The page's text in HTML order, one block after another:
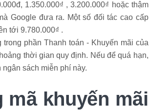
1.350.000₫ , 3.200.000₫ hoặc thậm
Google đưa ra. Một số đối tác cao cấp
tới 9.780.000₫ .
phần Thanh toán - Khuyến mãi của
thời gian quy định. Nếu để quá hạn,
sách miễn phí này.
khuyến mãi